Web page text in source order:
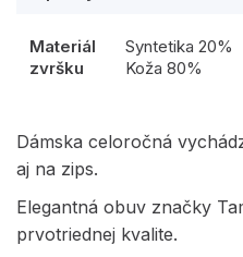
Materiál
zvršku
Syntetika 20%
Koža 80%
Dámska celoročná
aj na zips.
Elegantná obuv značky
prvotriednej kvalite.